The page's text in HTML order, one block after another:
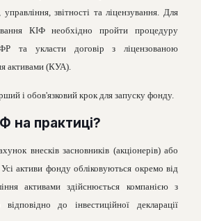
звітності та ліцензування. Для
КІФ необхідно пройти процедуру
та укласти договір з ліцензованою
активами (КУА).
і обов'язковий крок для запуску фонду.
на практиці?
внесків засновників (акціонерів) або
Усі активи фонду обліковуються окремо від
активами здійснюється компанією з
до інвестиційної декларації